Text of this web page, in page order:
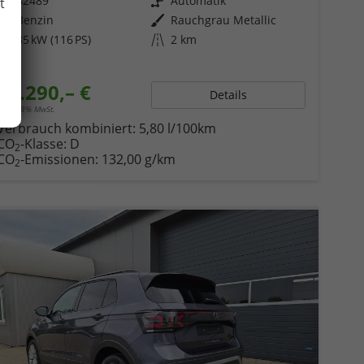
Benzin Außenfarbe Rauchgrau Metallic
85 kW (116 PS) Kilometerstand 2 km
28.290,– €
incl. 19% MwSt.
Details
kombiniert: 5,80 l/100km
2-Klasse: D
2-Emissionen: 132,00 g/km